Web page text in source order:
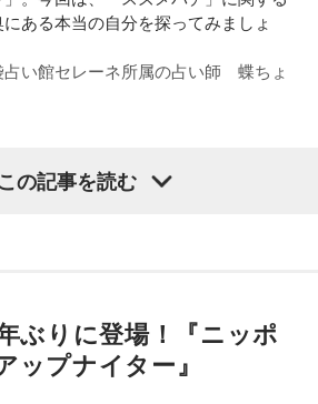
業）は縦がちゃんとしているじゃ
そういう教えがあるんだろうし、先輩
だと思うんだよね」と他事務所と比
jfn-pods.com/program/27400
フォーム「JFN Pods」ではスペシャ
ある本当の自分を探ってみましょ
占い館セレーネ所属の占い師 蝶ちょ
我夢中で、あるものを握りしめてい
中から近いものを1つ選んでくださ
この記事を読む
ぶりに登場！『ニッポ
ップナイター』